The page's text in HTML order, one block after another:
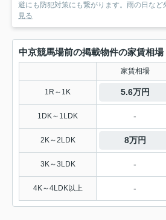
避にも防犯対策にも繋がります。雨の日など
見る
中京競馬場前の掲載物件の家賃相場
家賃相場
1R～1K 5.6万円
1DK～1LDK -
2K～2LDK 8万円
3K～3LDK -
4K～4LDK以上 -